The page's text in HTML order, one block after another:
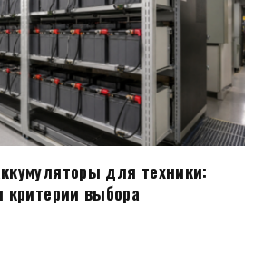
для техники:
выбора